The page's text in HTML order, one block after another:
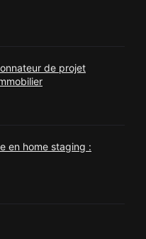
de projet
en home staging :